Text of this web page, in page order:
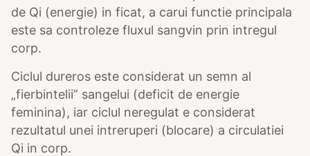
de Qi (energie) in ficat, a carui functie principala
este sa controleze fluxul sangvin prin intregul
corp.
Ciclul dureros este considerat un semn al
„fierbintelii” sangelui (deficit de energie
feminina), iar ciclul neregulat e considerat
rezultatul unei intreruperi (blocare) a circulatiei
Qi in corp.